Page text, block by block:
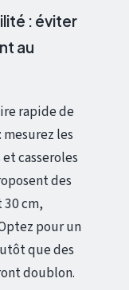
: éviter
au
rapide de
les
casseroles
des
cm,
pour un
que des
doublon.